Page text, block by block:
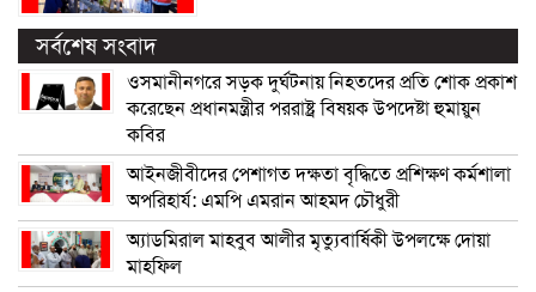
সর্বশেষ সংবাদ
ওসমানীনগরে সড়ক দুর্ঘটনায় নিহতদের প্রতি শোক প্রকাশ
করেছেন প্রধানমন্ত্রীর পররাষ্ট্র বিষয়ক উপদেষ্টা হুমায়ুন
কবির
আইনজীবীদের পেশাগত দক্ষতা বৃদ্ধিতে প্রশিক্ষণ কর্মশালা
অপরিহার্য: এমপি এমরান আহমদ চৌধুরী
অ্যাডমিরাল মাহবুব আলীর মৃত্যুবার্ষিকী উপলক্ষে দোয়া
মাহফিল